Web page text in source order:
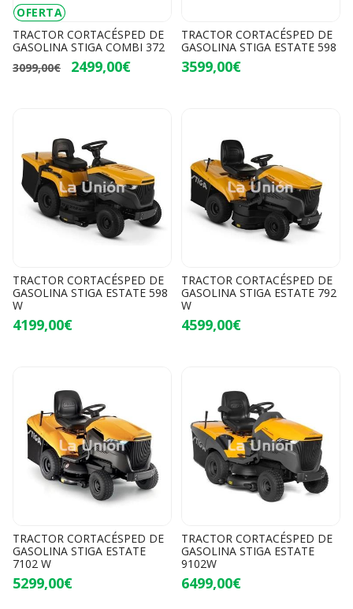
OFERTA
TRACTOR CORTACÉSPED DE
GASOLINA STIGA COMBI 372
3099,00€
2499,00€
TRACTOR CORTACÉSPED DE
GASOLINA STIGA ESTATE 598
3599,00€
TRACTOR CORTACÉSPED DE
GASOLINA STIGA ESTATE 598
W
4199,00€
TRACTOR CORTACÉSPED DE
GASOLINA STIGA ESTATE 792
W
4599,00€
TRACTOR CORTACÉSPED DE
GASOLINA STIGA ESTATE
7102 W
5299,00€
TRACTOR CORTACÉSPED DE
GASOLINA STIGA ESTATE
9102W
6499,00€